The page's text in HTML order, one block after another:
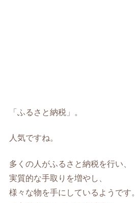
「ふるさと納税」。
人気ですね。
多くの人がふるさと納税を行い、
実質的な手取りを増やし、
様々な物を手にしているようです。